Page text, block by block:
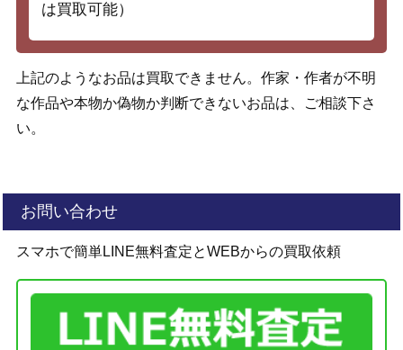
は買取可能）
上記のようなお品は買取できません。作家・作者が不明
な作品や本物か偽物か判断できないお品は、ご相談下さ
い。
お問い合わせ
スマホで簡単LINE無料査定とWEBからの買取依頼